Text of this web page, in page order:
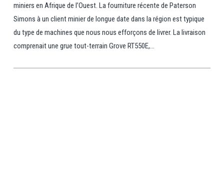
miniers en Afrique de l’Ouest. La fourniture récente de Paterson
Simons à un client minier de longue date dans la région est typique
du type de machines que nous nous efforçons de livrer. La livraison
comprenait une grue tout-terrain Grove RT550E,...